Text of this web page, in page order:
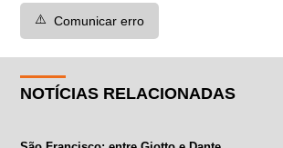
⚠️ Comunicar erro
NOTÍCIAS RELACIONADAS